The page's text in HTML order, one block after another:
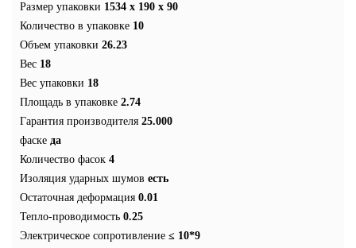
Размер упаковки 1534 x 190 x 90
Количество в упаковке 10
Объем упаковки 26.23
Вес 18
Вес упаковки 18
Площадь в упаковке 2.74
Гарантия производителя 25.000
фаске да
Количество фасок 4
Изоляция ударных шумов есть
Остаточная деформация 0.01
Тепло-проводимость 0.25
Электрическое сопротивление ≤ 10*9